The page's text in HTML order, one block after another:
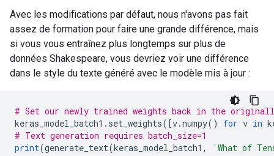
Final evaluation
Avec les modifications par défaut, nous n'avons pas fait
assez de formation pour faire une grande différence, mais
si vous vous entraînez plus longtemps sur plus de
données Shakespeare, vous devriez voir une différence
dans le style du texte généré avec le modèle mis à jour :
# Set our newly trained weights back in the
keras_model_batch1 . set_weights([v.numpy() for v in
# Text generation requires batch_size=1
print(generate_text(keras_model_batch1 , 'What of